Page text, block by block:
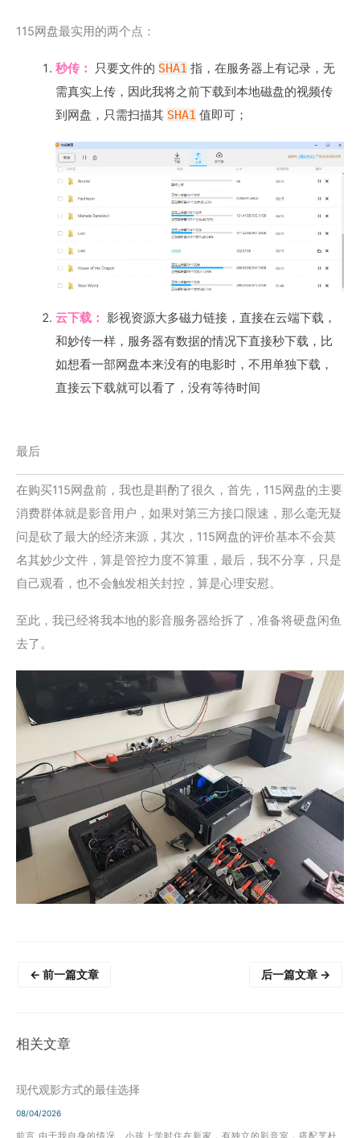
115网盘最实用的两个点：
秒传： 只要文件的 SHA1 指，在服务器上有记录，无
需真实上传，因此我将之前下载到本地磁盘的视频传
到网盘，只需扫描其 SHA1 值即可；
云下载： 影视资源大多磁力链接，直接在云端下载，
和妙传一样，服务器有数据的情况下直接秒下载，比
如想看一部网盘本来没有的电影时，不用单独下载，
直接云下载就可以看了，没有等待时间
最后
在购买115网盘前，我也是斟酌了很久，首先，115网盘的主要
消费群体就是影音用户，如果对第三方接口限速，那么毫无疑
问是砍了最大的经济来源，其次，115网盘的评价基本不会莫
名其妙少文件，算是管控力度不算重，最后，我不分享，只是
自己观看，也不会触发相关封控，算是心理安慰。
至此，我已经将我本地的影音服务器给拆了，准备将硬盘闲鱼
去了。
← 前一篇文章 后一篇文章 →
相关文章
现代观影方式的最佳选择
08/04/2026